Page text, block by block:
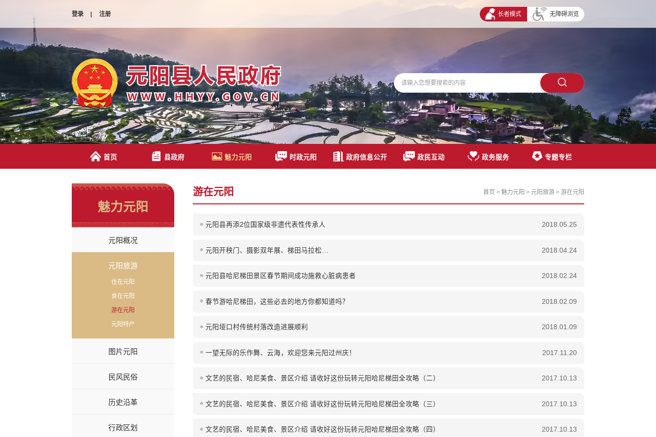
登录 | 注册 长者模式 无障碍浏览
首页 县政府 魅力元阳 时政元阳 政府信息公开 政民互动 政务服务 专题专栏
魅力元阳
元阳概况
元阳旅游
住在元阳
食在元阳
游在元阳
元阳特产
图片元阳
民风民俗
历史沿革
行政区划
游在元阳 首页 > 魅力元阳 > 元阳旅游 > 游在元阳
元阳县再添2位国家级非遗代表性传承人 2018.05.25
元阳开秧门、摄影双年展、梯田马拉松… 2018.04.24
元阳县哈尼梯田景区春节期间成功施救心脏病患者 2018.02.24
春节游哈尼梯田，这些必去的地方你都知道吗？ 2018.02.09
元阳垭口村传统村落改造进展顺利 2018.01.09
一望无际的乐作舞、云海，欢迎您来元阳过州庆！ 2017.11.20
文艺的民宿、哈尼美食、景区介绍 请收好这份玩转元阳哈尼梯田全攻略（二） 2017.10.13
文艺的民宿、哈尼美食、景区介绍 请收好这份玩转元阳哈尼梯田全攻略（三） 2017.10.13
文艺的民宿、哈尼美食、景区介绍 请收好这份玩转元阳哈尼梯田全攻略（四） 2017.10.13